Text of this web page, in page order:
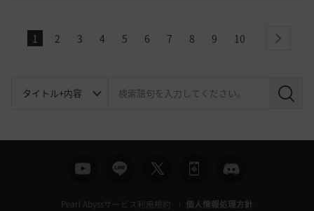
1 2 3 4 5 6 7 8 9 10 next
検
Pearl Abyssサービス利用規約
個人情報処理方針